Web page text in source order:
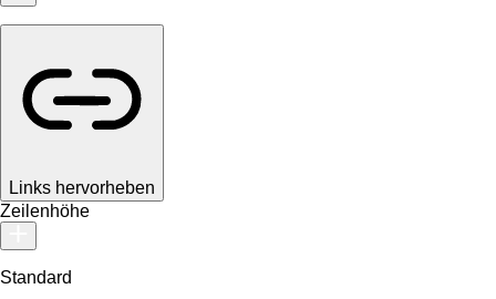
Links hervorheben
Zeilenhöhe
Standard